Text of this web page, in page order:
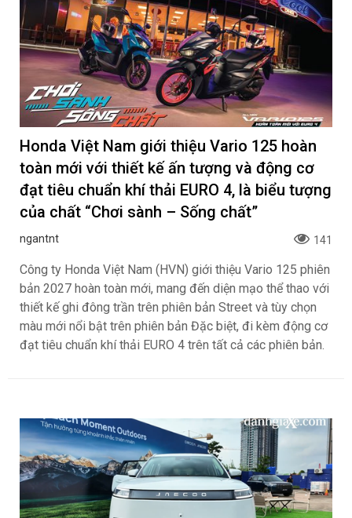
Honda Việt Nam giới thiệu Vario 125 hoàn
toàn mới với thiết kế ấn tượng và động cơ
đạt tiêu chuẩn khí thải EURO 4, là biểu tượng
của chất “Chơi sành – Sống chất”
ngantnt 141
Công ty Honda Việt Nam (HVN) giới thiệu Vario 125 phiên
bản 2027 hoàn toàn mới, mang đến diện mạo thể thao với
thiết kế ghi đông trần trên phiên bản Street và tùy chọn
màu mới nổi bật trên phiên bản Đặc biệt, đi kèm động cơ
đạt tiêu chuẩn khí thải EURO 4 trên tất cả các phiên bản.